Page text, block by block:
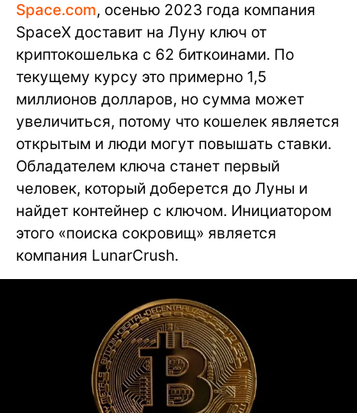
Space.com, осенью 2023 года компания
SpaceX доставит на Луну ключ от
криптокошелька с 62 биткоинами. По
текущему курсу это примерно 1,5
миллионов долларов, но сумма может
увеличиться, потому что кошелек является
открытым и люди могут повышать ставки.
Обладателем ключа станет первый
человек, который доберется до Луны и
найдет контейнер с ключом. Инициатором
этого «поиска сокровищ» является
компания LunarCrush.